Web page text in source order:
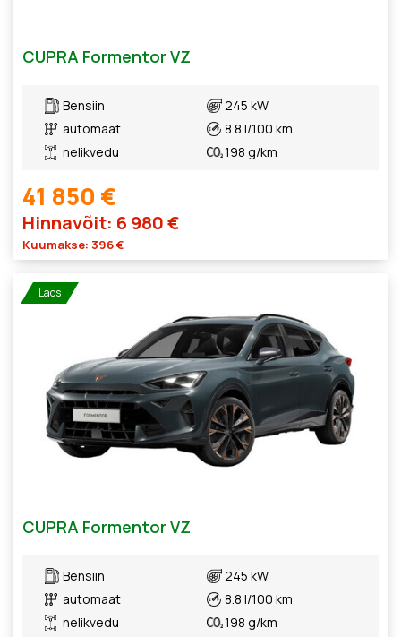
CUPRA Formentor VZ
Bensiin
automaat
nelikvedu
245 kW
8.8 l/100 km
198 g/km
41 850 €
Hinnavõit: 6 980 €
Kuumakse: 396 €
Laos
CUPRA Formentor VZ
Bensiin
automaat
nelikvedu
245 kW
8.8 l/100 km
198 g/km